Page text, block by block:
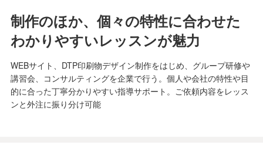
制作のほか、個々の特性に合わせた
わかりやすいレッスンが魅力
WEBサイト、DTP印刷物デザイン制作をはじめ、グループ研修や
講習会、コンサルティングを企業で行う。個人や会社の特性や目
的に合った丁寧分かりやすい指導サポート。ご依頼内容をレッス
ンと外注に振り分け可能